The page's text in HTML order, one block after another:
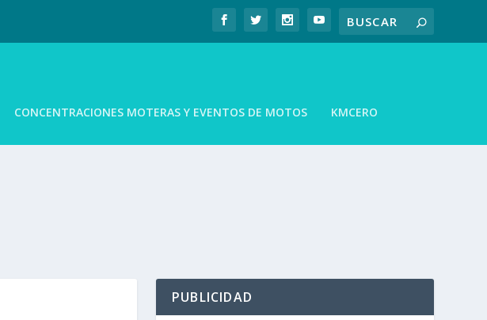
CONCENTRACIONES MOTERAS Y EVENTOS DE MOTOS KMCERO
PUBLICIDAD